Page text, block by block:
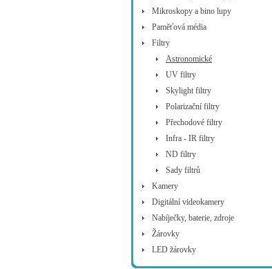
Mikroskopy a bino lupy
Paměťová média
Filtry
Astronomické
UV filtry
Skylight filtry
Polarizační filtry
Přechodové filtry
Infra - IR filtry
ND filtry
Sady filtrů
Kamery
Digitální videokamery
Nabíječky, baterie, zdroje
Žárovky
LED žárovky